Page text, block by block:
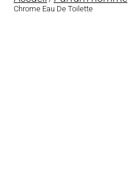
Chrome Eau De Toilette